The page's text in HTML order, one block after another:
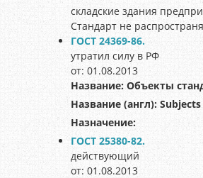
складские здания
Стандарт не
ГОСТ 24369-86.
утратил силу в РФ
от: 01.08.2013
Название: Объекты
Название (англ):
Назначение:
ГОСТ 25380-82.
действующий
от: 01.08.2013